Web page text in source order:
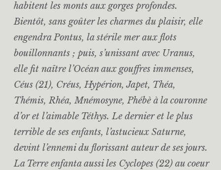
habitent les monts aux gorges profondes.
Bientôt, sans goûter les charmes du plaisir, elle
engendra Pontus, la stérile mer aux flots
bouillonnants ; puis, s’unissant avec Uranus,
elle fit naître l’Océan aux gouffres immenses,
Céus (21), Créus, Hypérion, Japet, Théa,
Thémis, Rhéa, Mnémosyne, Phébè à la couronne
d’or et l’aimable Téthys. Le dernier et le plus
terrible de ses enfants, l’astucieux Saturne,
devint l’ennemi du florissant auteur de ses jours.
La Terre enfanta aussi les Cyclopes (22) au coeur